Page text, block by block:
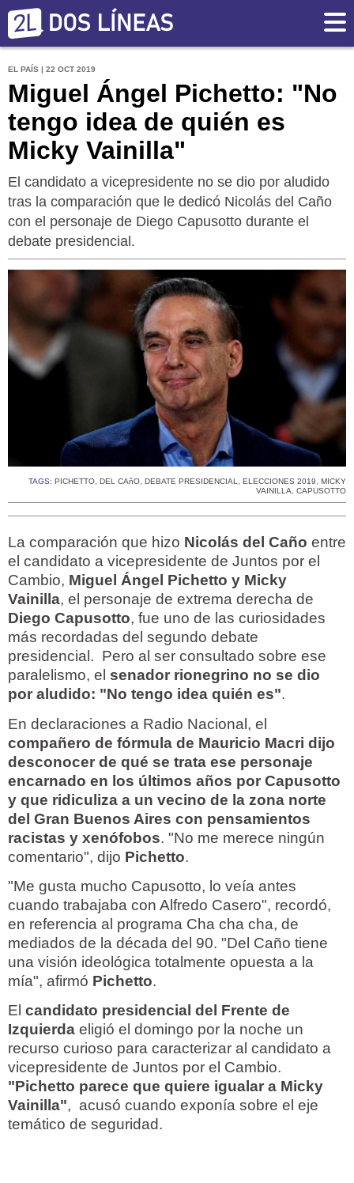
EL PAÍS | 22 OCT 2019
Miguel Ángel Pichetto: "No
tengo idea de quién es
Micky Vainilla"
El candidato a vicepresidente no se dio por aludido
tras la comparación que le dedicó Nicolás del Caño
con el personaje de Diego Capusotto durante el
debate presidencial.
TAGS: PICHETTO, DEL CAñO, DEBATE PRESIDENCIAL, ELECCIONES 2019, MICKY
VAINILLA, CAPUSOTTO
La comparación que hizo Nicolás del Caño entre
el candidato a vicepresidente de Juntos por el
Cambio, Miguel Ángel Pichetto y Micky
Vainilla, el personaje de extrema derecha de
Diego Capusotto, fue uno de las curiosidades
más recordadas del segundo debate
presidencial. Pero al ser consultado sobre ese
paralelismo, el senador rionegrino no se dio
por aludido: "No tengo idea quién es".
En declaraciones a Radio Nacional, el
compañero de fórmula de Mauricio Macri dijo
desconocer de qué se trata ese personaje
encarnado en los últimos años por Capusotto
y que ridiculiza a un vecino de la zona norte
del Gran Buenos Aires con pensamientos
racistas y xenófobos. "No me merece ningún
comentario", dijo Pichetto.
"Me gusta mucho Capusotto, lo veía antes
cuando trabajaba con Alfredo Casero", recordó,
en referencia al programa Cha cha cha, de
mediados de la década del 90. "Del Caño tiene
una visión ideológica totalmente opuesta a la
mía", afirmó Pichetto.
El candidato presidencial del Frente de
Izquierda eligió el domingo por la noche un
recurso curioso para caracterizar al candidato a
vicepresidente de Juntos por el Cambio.
"Pichetto parece que quiere igualar a Micky
Vainilla", acusó cuando exponía sobre el eje
temático de seguridad.